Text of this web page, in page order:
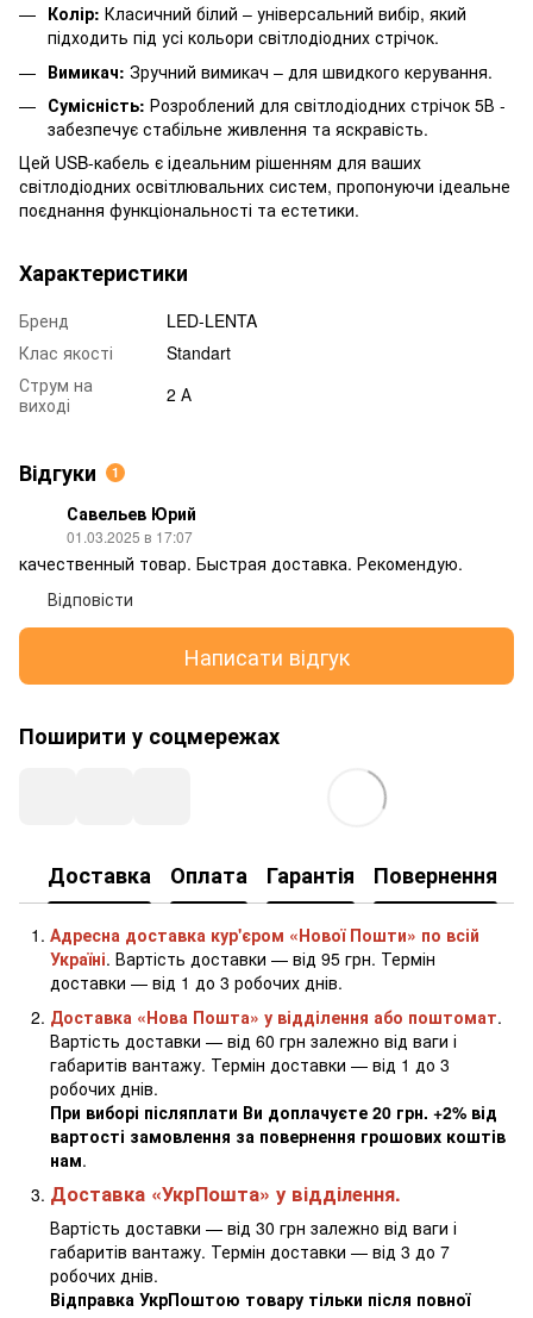
Колір: Класичний білий – універсальний вибір, який
підходить під усі кольори світлодіодних стрічок.
Вимикач: Зручний вимикач – для швидкого керування.
Сумісність: Розроблений для світлодіодних стрічок 5В -
забезпечує стабільне живлення та яскравість.
Цей USB-кабель є ідеальним рішенням для ваших
світлодіодних освітлювальних систем, пропонуючи ідеальне
поєднання функціональності та естетики.
Характеристики
Бренд
LED-LENTA
Клас якості
Standart
Струм на
виході
2 А
Відгуки 1
Савельев Юрий
01.03.2025 в 17:07
качественный товар. Быстрая доставка. Рекомендую.
Відповісти
Написати відгук
Поширити у соцмережах
Доставка Оплата Гарантія Повернення
Адресна доставка кур'єром «Нової Пошти» по всій
Україні. Вартість доставки — від 95 грн. Термін
доставки — від 1 до 3 робочих днів.
Доставка «Нова Пошта» у відділення або поштомат.
Вартість доставки — від 60 грн залежно від ваги і
габаритів вантажу. Термін доставки — від 1 до 3
робочих днів.
При виборі післяплати Ви доплачуєте 20 грн. +2% від
вартості замовлення за повернення грошових коштів
нам.
Доставка «УкрПошта» у відділення.
Вартість доставки — від 30 грн залежно від ваги і
габаритів вантажу. Термін доставки — від 3 до 7
робочих днів.
Відправка УкрПоштою товару тільки після повної